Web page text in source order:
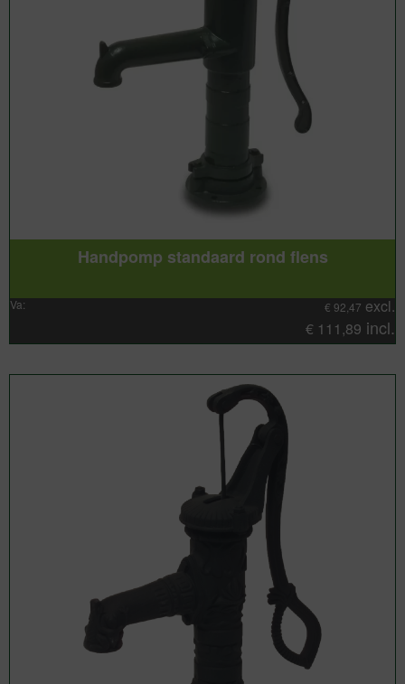
Handpomp standaard rond flens
Va: € 92,47 excl.
€ 111,89 incl.